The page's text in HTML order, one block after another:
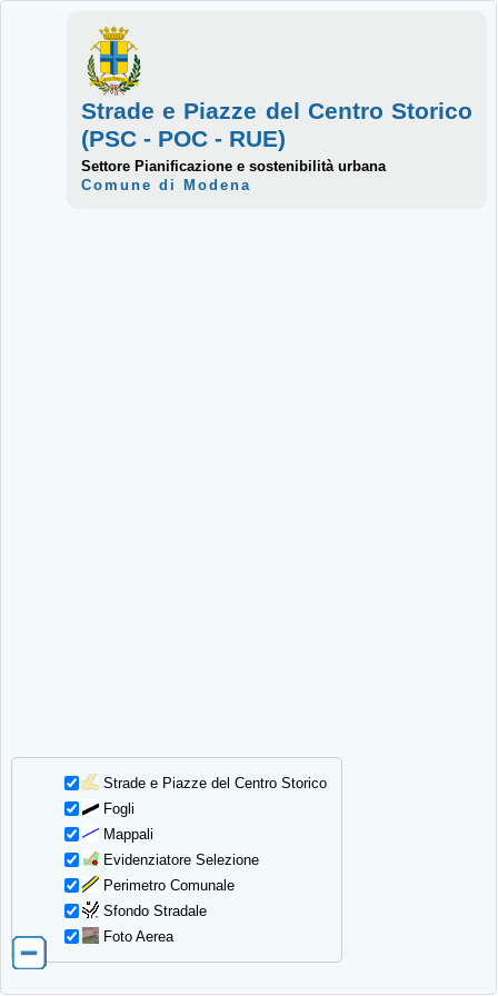
Strade e Piazze del Centro Storico
Fogli
Mappali
Evidenziatore Selezione
Perimetro Comunale
Sfondo Stradale
Foto Aerea
Strade e Piazze del Centro Storico
(PSC - POC - RUE)
Settore Pianificazione e sostenibilità urbana
Comune di Modena